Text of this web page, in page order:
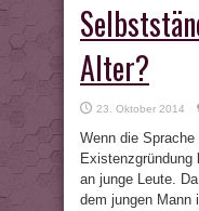
Alter?
23. Oktober 2014
Wenn die
an junge Leute.
dem jungen Mann